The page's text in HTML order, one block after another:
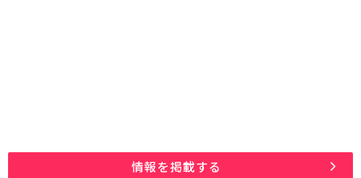
情報を掲載する